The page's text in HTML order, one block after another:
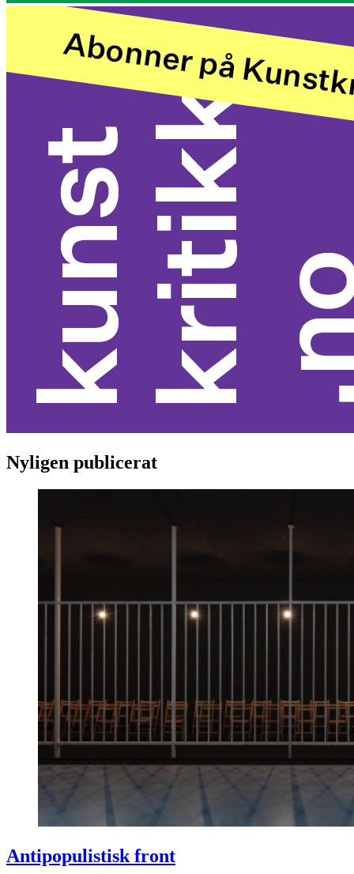
Nyligen publicerat
Antipopulistisk front